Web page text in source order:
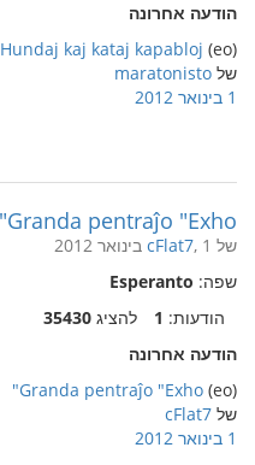
הודעה אחרונה
(eo)
Hundaj kaj kataj kapabloj!
של maratonisto
1 בינואר 2012
Granda pentraĵo "Exho"
של cFlat7, 1 בינואר 2012
שפה: Esperanto
הודעות: 1 להציג 35430
הודעה אחרונה
(eo)
Granda pentraĵo "Exho"
של cFlat7
1 בינואר 2012